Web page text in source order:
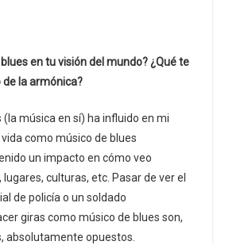
en tu visión del mundo? ¿Qué te
la armónica?
(la música en sí) ha influido en mi
como músico de blues
un impacto en cómo veo
culturas, etc. Pasar de ver el
de policía o un soldado
giras como músico de blues son,
absolutamente opuestos.